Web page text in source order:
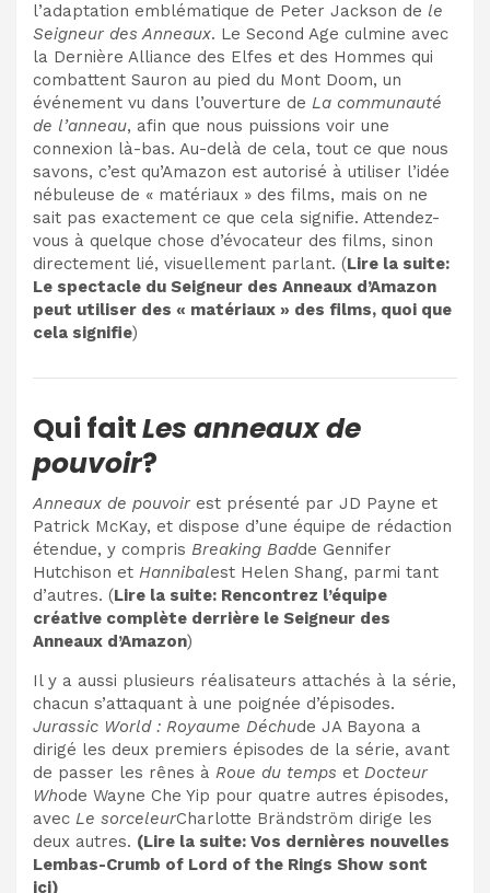
l’adaptation emblématique de Peter Jackson de le
Seigneur des Anneaux. Le Second Age culmine avec
la Dernière Alliance des Elfes et des Hommes qui
combattent Sauron au pied du Mont Doom, un
événement vu dans l’ouverture de La communauté
de l’anneau, afin que nous puissions voir une
connexion là-bas. Au-delà de cela, tout ce que nous
savons, c’est qu’Amazon est autorisé à utiliser l’idée
nébuleuse de « matériaux » des films, mais on ne
sait pas exactement ce que cela signifie. Attendez-
vous à quelque chose d’évocateur des films, sinon
directement lié, visuellement parlant. (Lire la suite:
Le spectacle du Seigneur des Anneaux d’Amazon
peut utiliser des « matériaux » des films, quoi que
cela signifie)
Qui faitLes anneaux de
pouvoir?
Anneaux de pouvoir est présenté par JD Payne et
Patrick McKay, et dispose d’une équipe de rédaction
étendue, y compris Breaking Badde Gennifer
Hutchison et Hannibalest Helen Shang, parmi tant
d’autres. (Lire la suite: Rencontrez l’équipe
créative complète derrière le Seigneur des
Anneaux d’Amazon)
Il y a aussi plusieurs réalisateurs attachés à la série,
chacun s’attaquant à une poignée d’épisodes.
Jurassic World : Royaume Déchude JA Bayona a
dirigé les deux premiers épisodes de la série, avant
de passer les rênes à Roue du temps et Docteur
Whode Wayne Che Yip pour quatre autres épisodes,
avec Le sorceleurCharlotte Brändström dirige les
deux autres. (Lire la suite: Vos dernières nouvelles
Lembas-Crumb of Lord of the Rings Show sont
ici)